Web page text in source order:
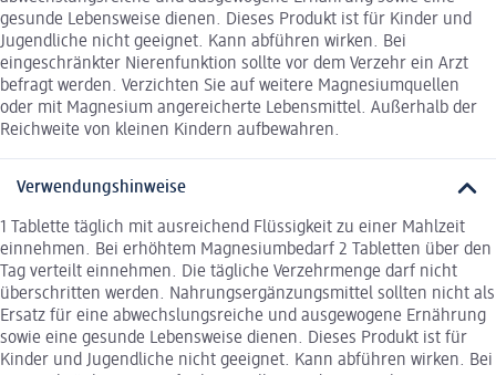
gesunde Lebensweise dienen. Dieses Produkt ist für Kinder und
Jugendliche nicht geeignet. Kann abführen wirken. Bei
eingeschränkter Nierenfunktion sollte vor dem Verzehr ein Arzt
befragt werden. Verzichten Sie auf weitere Magnesiumquellen
oder mit Magnesium angereicherte Lebensmittel. Außerhalb der
Reichweite von kleinen Kindern aufbewahren.
Verwendungshinweise
1 Tablette täglich mit ausreichend Flüssigkeit zu einer Mahlzeit
einnehmen. Bei erhöhtem Magnesiumbedarf 2 Tabletten über den
Tag verteilt einnehmen. Die tägliche Verzehrmenge darf nicht
überschritten werden. Nahrungsergänzungsmittel sollten nicht als
Ersatz für eine abwechslungsreiche und ausgewogene Ernährung
sowie eine gesunde Lebensweise dienen. Dieses Produkt ist für
Kinder und Jugendliche nicht geeignet. Kann abführen wirken. Bei